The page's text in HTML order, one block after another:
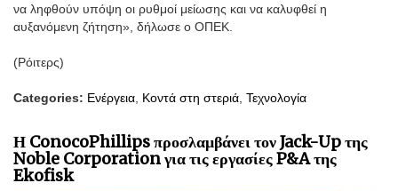
να ληφθούν υπόψη οι ρυθμοί μείωσης και να καλυφθεί η
αυξανόμενη ζήτηση», δήλωσε ο ΟΠΕΚ.
(Ρόιτερς)
Categories: Ενέργεια Κοντά στη στεριά Τεχνολογία
Η ConocoPhillips προσλαμβάνει τον Jack-Up της
Noble Corporation για τις εργασίες P&A της
Ekofisk